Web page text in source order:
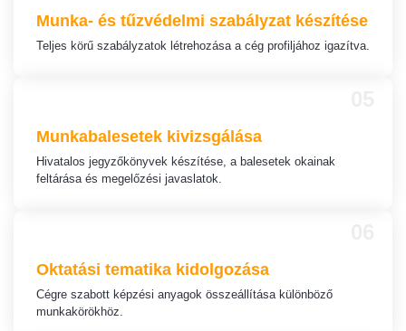
Munka- és tűzvédelmi szabályzat készítése
Teljes körű szabályzatok létrehozása a cég profiljához igazítva.
Munkabalesetek kivizsgálása
Hivatalos jegyzőkönyvek készítése, a balesetek okainak
feltárása és megelőzési javaslatok.
Oktatási tematika kidolgozása
Cégre szabott képzési anyagok összeállítása különböző
munkakörökhöz.